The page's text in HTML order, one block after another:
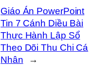
Giáo Án PowerPoint
Tin 7 Cánh Diều Bài
Thực Hành Lập Sổ
Theo Dõi Thu Chi Cá
Nhân
→